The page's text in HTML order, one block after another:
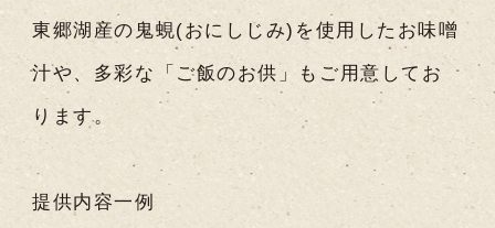
東郷湖産の鬼蜆(おにしじみ)を使用したお味噌
汁や、多彩な「ご飯のお供」もご用意してお
ります。
提供内容一例